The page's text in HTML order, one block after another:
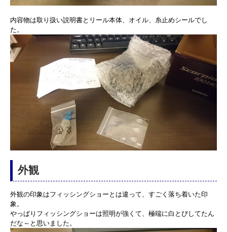
内容物は取り扱い説明書とリール本体、オイル、糸止めシールでし
た。
外観
外観の印象はフィッシングショーとは違って、すごく落ち着いた印
象。
やっぱりフィッシングショーは照明が強くて、極端に白とびしてたん
だな～と思いました。